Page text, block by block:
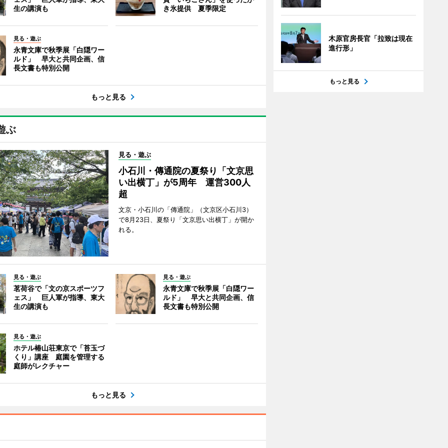
生の講演も
き氷提供 夏季限定
見る・遊ぶ
永青文庫で秋季展「白隠ワー
ルド」 早大と共同企画、信
長文書も特別公開
もっと見る
ぶ
見る・遊ぶ
小石川・傳通院の夏祭り「文京思
い出横丁」が5周年 運営300人
超
文京・小石川の「傳通院」（文京区小石川3）
で8月23日、夏祭り「文京思い出横丁」が開か
れる。
見る・遊ぶ
茗荷谷で「文の京スポーツフ
ェス」 巨人軍が指導、東大
生の講演も
見る・遊ぶ
永青文庫で秋季展「白隠ワー
ルド」 早大と共同企画、信
長文書も特別公開
見る・遊ぶ
ホテル椿山荘東京で「苔玉づ
くり」講座 庭園を管理する
庭師がレクチャー
もっと見る
木原官房長官「拉致は現在
進行形」
もっと見る